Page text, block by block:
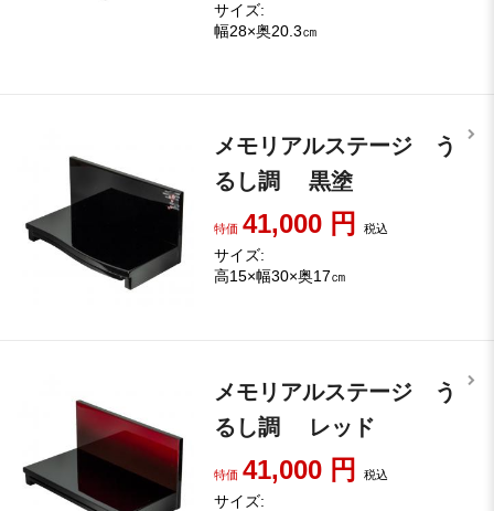
サイズ:
幅28×奥20.3㎝
メモリアルステージ う
るし調 黒塗
特価 41,000 円税込
サイズ:
高15×幅30×奥17㎝
メモリアルステージ う
るし調 レッド
特価 41,000 円税込
サイズ: